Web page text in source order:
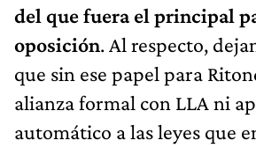
del que fuera el principal
oposición. Al respecto,
que sin ese papel para
alianza formal con LLA ni
automático a las leyes que